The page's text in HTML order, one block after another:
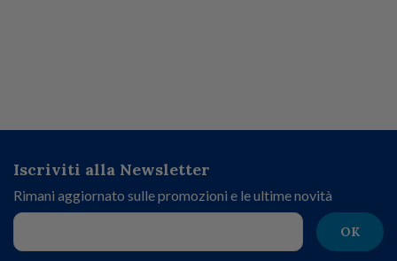
Iscriviti alla Newsletter
Rimani aggiornato sulle promozioni e le ultime novità
OK